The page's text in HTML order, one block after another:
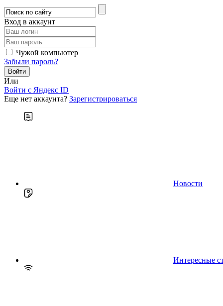
Вход в аккаунт
Чужой компьютер
Забыли пароль?
Или
Войти c Яндекс ID
Еще нет аккаунта? Зарегистрироваться
Новости
Интересные